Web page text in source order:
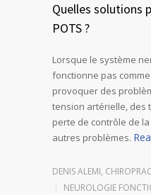
Quelles solutions
POTS ?
Lorsque le système
fonctionne pas
provoquer des
tension artérielle, des
perte de contrôle de
autres problèmes.
DENIS ALEMI,
NEUROLOGIE